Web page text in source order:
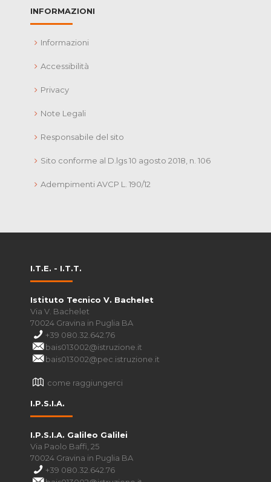
INFORMAZIONI
Informazioni
Accessibilità
Privacy
Note Legali
Responsabile del sito
Sito conforme al D.lgs 10 agosto 2018, n. 106
Adempimenti AVCP L. 190/12
I.T.E. - I.T.T.
Istituto Tecnico V. Bachelet
Via V. Bachelet
70024 Gravina in Puglia BA
+39 080.32.642.76
bais013002@istruzione.it
bais013002@pec.istruzione.it
come raggiungerci
I.P.S.I.A.
I.P.S.I.A. Galileo Galilei
Via Paolo Baffi, 25
70024 Gravina in Puglia BA
+39 080.32.642.76